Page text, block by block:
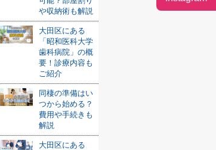
や収納術も解説
大田区にある
「昭和医科大学
歯科病院」の概
要！診療内容も
ご紹介
同棲の準備はい
つから始める？
費用や手続きも
解説
大田区にある